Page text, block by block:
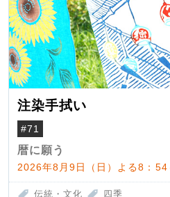
注染手拭い
#71
暦に願う
2026年8月9日（日）よる8：54
伝統・文化 四季